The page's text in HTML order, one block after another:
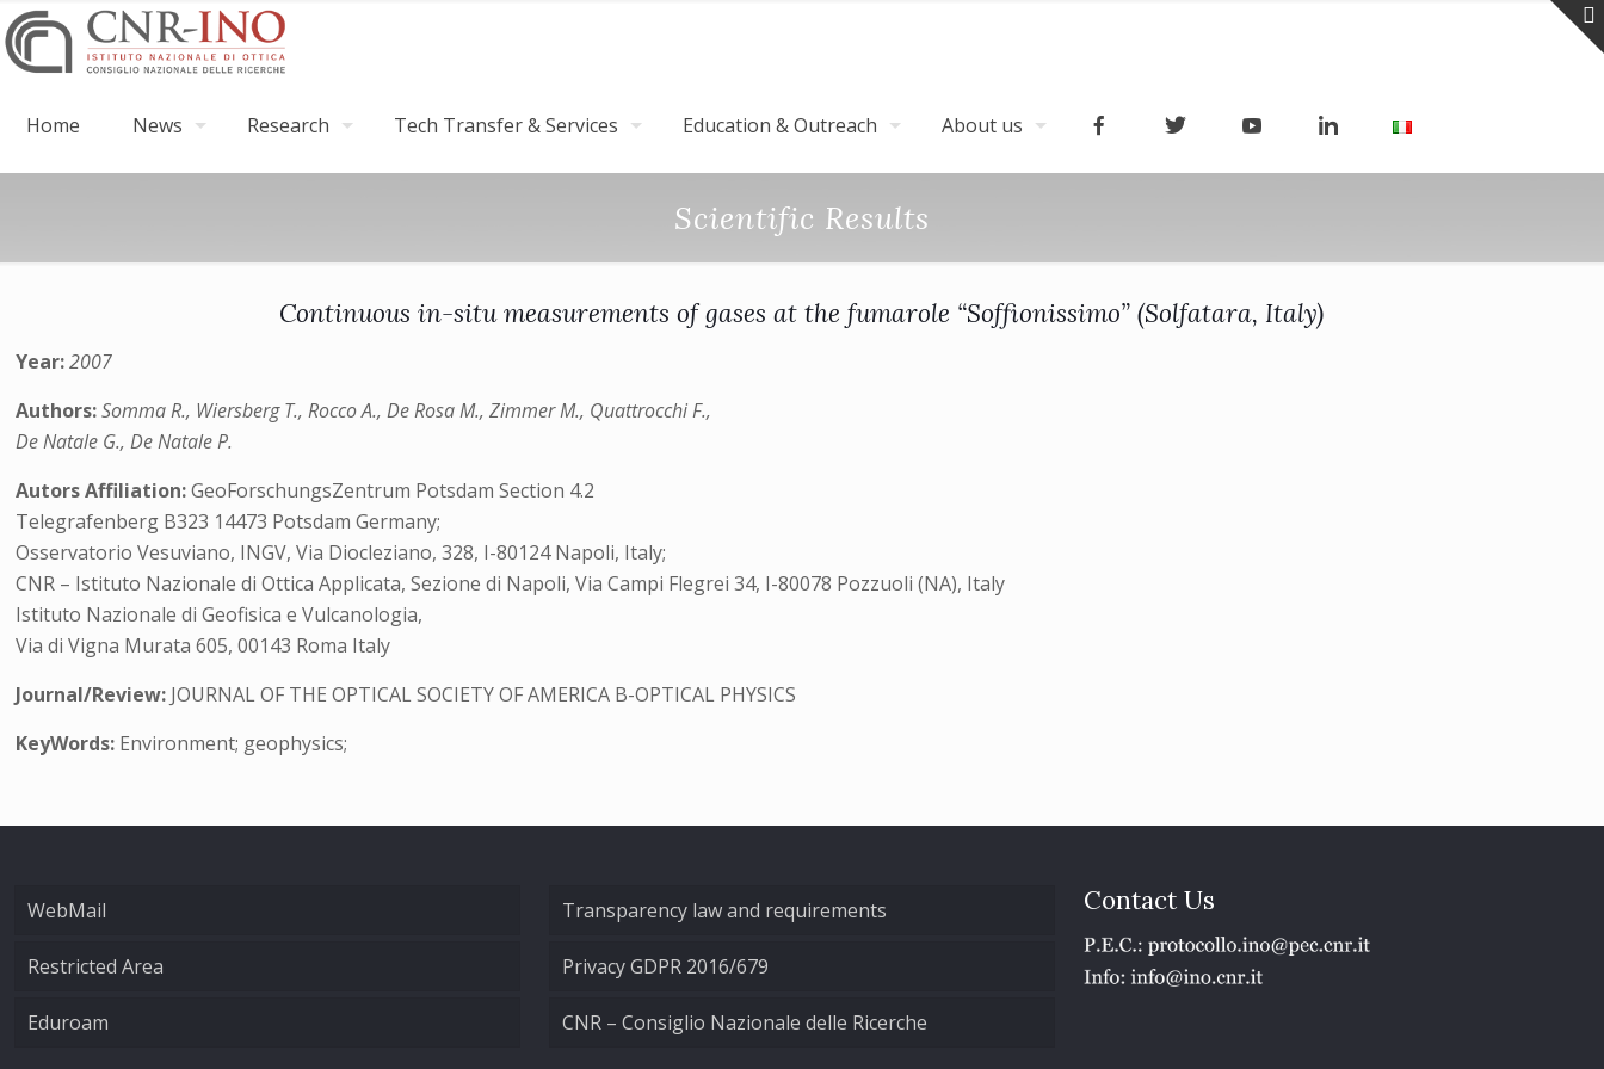
Home News Research Tech Transfer & Services Education & Outreach About us
Scientific Results
Continuous in-situ measurements of gases at the fumarole “Soffionissimo” (Solfatara, Italy)
Year:2007
Authors:Somma R., Wiersberg T., Rocco A., De Rosa M., Zimmer M., Quattrocchi F.,
De Natale G., De Natale P.
Autors Affiliation:GeoForschungsZentrum Potsdam Section 4.2
Telegrafenberg B323 14473 Potsdam Germany;
Osservatorio Vesuviano, INGV, Via Diocleziano, 328, I-80124 Napoli, Italy;
CNR – Istituto Nazionale di Ottica Applicata, Sezione di Napoli, Via Campi Flegrei 34, I-80078 Pozzuoli (NA), Italy
Istituto Nazionale di Geofisica e Vulcanologia,
Via di Vigna Murata 605, 00143 Roma Italy
Journal/Review: JOURNAL OF THE OPTICAL SOCIETY OF AMERICA B-OPTICAL PHYSICS
KeyWords: Environment; geophysics;
WebMail
Restricted Area
Eduroam
Transparency law and requirements
Privacy GDPR 2016/679
CNR – Consiglio Nazionale delle Ricerche
Contact Us